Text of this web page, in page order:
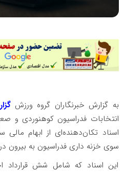
به گزارش خبرنگاران گروه ورزش
اسناد تکان‌دهنده‌ای از ابهام مالی
سوی خزنه داری فدراسیون به بیرون
این اسناد که شامل شش قرارداد